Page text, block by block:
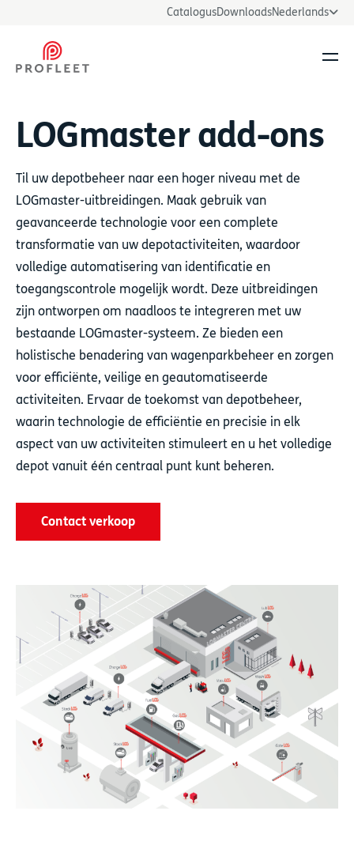
CatalogusDownloadsNederlands
LOGmaster add-ons
Til uw depotbeheer naar een hoger niveau met de
LOGmaster-uitbreidingen. Maak gebruik van
geavanceerde technologie voor een complete
transformatie van uw depotactiviteiten, waardoor
volledige automatisering van identificatie en
toegangscontrole mogelijk wordt. Deze uitbreidingen
zijn ontworpen om naadloos te integreren met uw
bestaande LOGmaster-systeem. Ze bieden een
holistische benadering van wagenparkbeheer en zorgen
voor efficiënte, veilige en geautomatiseerde
activiteiten. Ervaar de toekomst van depotbeheer,
waarin technologie de efficiëntie en precisie in elk
aspect van uw activiteiten stimuleert en u het volledige
depot vanuit één centraal punt kunt beheren.
Contact verkoop